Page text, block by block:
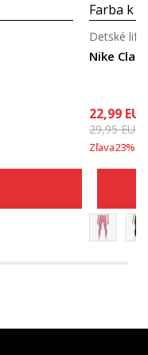
Farba k
Nike
Detské
22,99 EUR
29,95EUR
Zľava23%